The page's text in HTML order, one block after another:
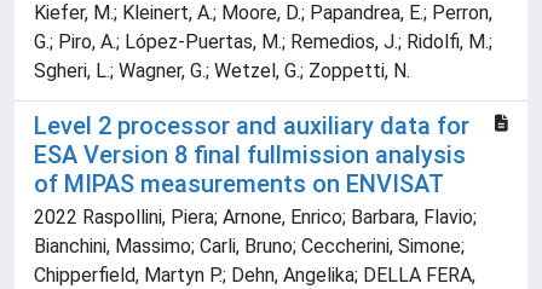
Kiefer, M.; Kleinert, A.; Moore, D.; Papandrea, E.; Perron,
G.; Piro, A.; López-Puertas, M.; Remedios, J.; Ridolfi, M.;
Sgheri, L.; Wagner, G.; Wetzel, G.; Zoppetti, N.
Level 2 processor and auxiliary data for
ESA Version 8 final fullmission analysis
of MIPAS measurements on ENVISAT
2022 Raspollini, Piera; Arnone, Enrico; Barbara, Flavio;
Bianchini, Massimo; Carli, Bruno; Ceccherini, Simone;
Chipperfield, Martyn P.; Dehn, Angelika; DELLA FERA,